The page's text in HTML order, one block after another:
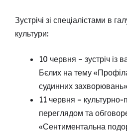
Зустрічі зі спеціалістами в
культури:
10 червня – зустріч із
Бєлих на тему
судинних
11 червня – культурно-
переглядом та
«Сентиментальна